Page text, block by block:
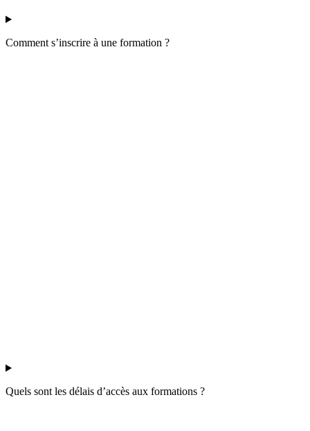
Comment s’inscrire à une formation ?
Quels sont les délais d’accès aux formations ?